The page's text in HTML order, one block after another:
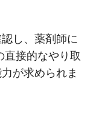
し、薬剤師に
直接的なやり取
が求められま